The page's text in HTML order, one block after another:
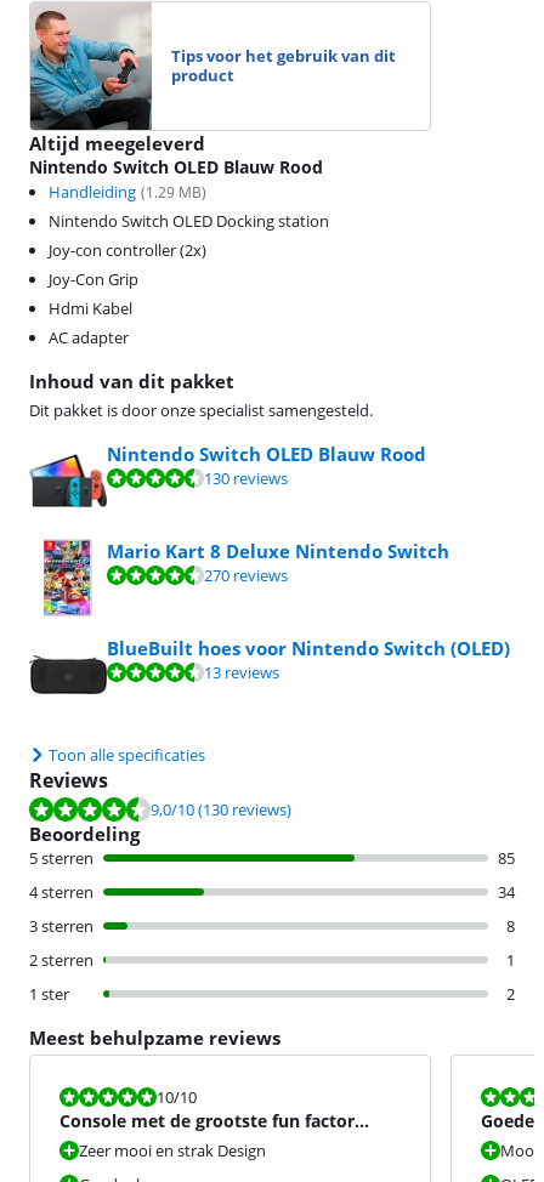
Inhoud van dit pakket
Dit pakket is door onze specialist samengesteld.
Nintendo Switch OLED Blauw Rood
Beoordeling is 9,0 van de 10, gebaseerd op 130 reviews.
130 reviews
Mario Kart 8 Deluxe Nintendo Switch
Beoordeling is 9,3 van de 10, gebaseerd op 270 reviews.
270 reviews
BlueBuilt hoes voor Nintendo Switch (OLED)
Beoordeling is 8,5 van de 10, gebaseerd op 13 reviews.
13 reviews
Toon alle specificaties
Tips voor het gebruik van dit
product
Altijd meegeleverd
Nintendo Switch OLED Blauw Rood
Handleiding (1.29 MB)
Nintendo Switch OLED Docking station
Joy-con controller (2x)
Joy-Con Grip
Hdmi Kabel
AC adapter
Reviews
Beoordeling is 9,0 van de 10, gebaseerd op 130 reviews.
9,0/10(130 reviews)
Beoordeling
5 sterren
85
4 sterren
34
3 sterren
8
2 sterren
1
1 ster
2
Meest behulpzame reviews
Beoordeling is 10 van de 10.
10/10
Console met de grootste fun factor
want het is een nintendo.
Zeer mooi en strak Design
Goede
Mooi